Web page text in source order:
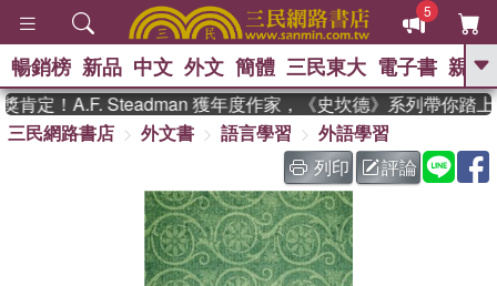
5
GO
熱搜： 東野圭吾 、 The Odyssey
、 如果歷史是一群喵 、 暑期
國際布克獎 臺灣漫遊錄 、 方
念華 、 台灣的李登輝時代
孩：黎曼猜想 、 偉大的迷走神經
暢銷榜 新品 中文 外文 簡體 三民東大 電子書 親子
定！A.F. Steadman 獲年度作家，《史坎德》系列帶你踏上
三民網路書店
外文書 語言學習
外語學習
列印
評論